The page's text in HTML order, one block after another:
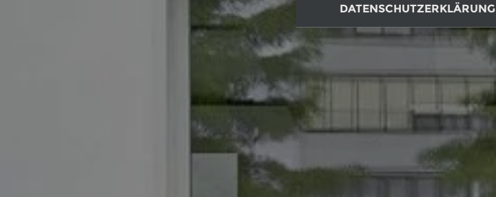
DATENSCHUTZERKLÄRUNG